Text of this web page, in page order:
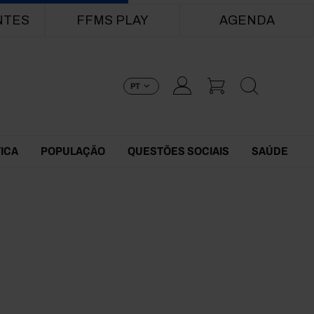
FFMS PLAY AGENDA
PT
POPULAÇÃO QUESTÕES SOCIAIS SAÚDE